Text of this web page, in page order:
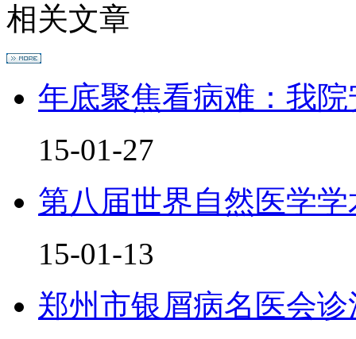
相关文章
年底聚焦看病难：我
15-01-27
第八届世界自然医学
15-01-13
郑州市银屑病名医会